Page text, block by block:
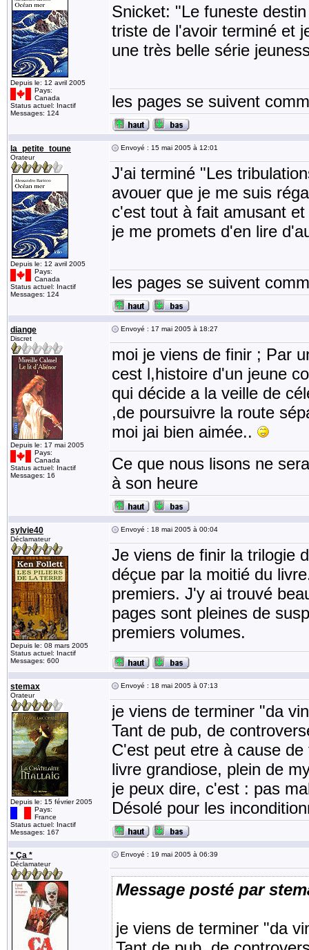
Depuis le: 12 avril 2005
Pays:
Canada
Status actuel: Inactif
Messages: 124
Snicket: "Le funeste
triste de l'avoir terminé et
une très belle série
les pages se suivent
la_petite_toune
Orateur
Depuis le: 12 avril 2005
Pays:
Canada
Status actuel: Inactif
Messages: 124
Envoyé : 15 mai 2005 à 12:01
J'ai terminé "Les
avouer que je me suis
c'est tout à fait amusant
je me promets d'en lire
les pages se suivent
diange
Discret
Depuis le: 17 mai 2005
Pays:
Canada
Status actuel: Inactif
Messages: 16
Envoyé : 17 mai 2005 à 18:27
moi je viens de finir ;
cest l,histoire d'un jeune
qui décide a la veille de
,de poursuivre la route
moi jai bien aimée..
Ce que nous lisons ne
à son heure
sylvie40
Déclamateur
Depuis le: 08 mars 2005
Status actuel: Inactif
Messages: 600
Envoyé : 18 mai 2005 à 00:04
Je viens de finir la trilogie
déçue par la moitié du
premiers. J'y ai trouvé
pages sont pleines de
premiers volumes.
stemax
Orateur
Depuis le: 15 février 2005
Pays:
France
Status actuel: Inactif
Messages: 167
Envoyé : 18 mai 2005 à 07:13
je viens de terminer "da
Tant de pub, de
C'est peut etre à cause
livre grandiose, plein de
je peux dire, c'est : pas
Désolé pour les
* Ça *
Déclamateur
Envoyé : 19 mai 2005 à 06:39
Message posté par
je viens de terminer "da